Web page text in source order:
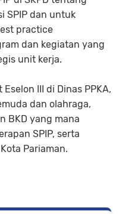
SPIP dan untuk
practice
dan kegiatan yang
unit kerja.
III di Dinas PPKA,
dan olahraga,
BKD yang mana
SPIP, serta
Pariaman.